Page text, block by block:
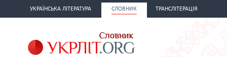
УКРАЇНСЬКА ЛІТЕРАТУРА СЛОВНИК ТРАНСЛІТЕРАЦІЯ